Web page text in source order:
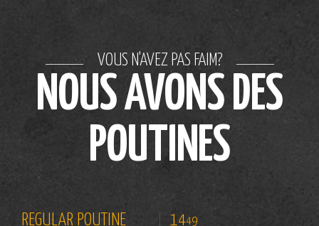
VOUS N'AVEZ PAS FAIM?
NOUS AVONS DES
POUTINES
REGULAR POUTINE 1449